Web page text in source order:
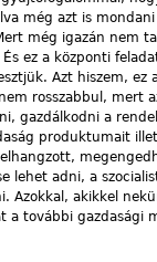
még azt is
még igazán nem
ez a központi
Azt hiszem, ez
rosszabbul, mert
a
produktumait
lehet adni, a
Azokkal, akikkel
a további gazdasági